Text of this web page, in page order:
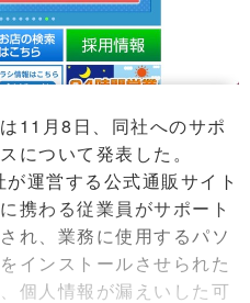
11月8日、同社へのサポ
について発表した。
運営する公式通販サイト
携わる従業員がサポート
れ、業務に使用するパソ
インストールさせられた
個人情報が漏えいした可